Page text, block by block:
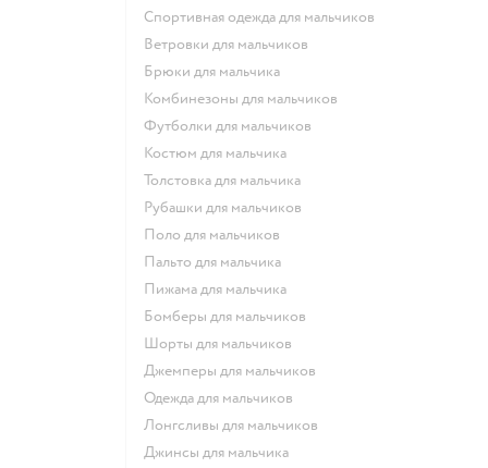
Спортивная одежда для мальчиков
Ветровки для мальчиков
Брюки для мальчика
Комбинезоны для мальчиков
Футболки для мальчиков
Костюм для мальчика
Толстовка для мальчика
Рубашки для мальчиков
Поло для мальчиков
Пальто для мальчика
Пижама для мальчика
Бомберы для мальчиков
Шорты для мальчиков
Джемперы для мальчиков
Одежда для мальчиков
Лонгсливы для мальчиков
Джинсы для мальчика